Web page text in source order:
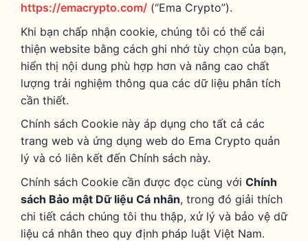
https://emacrypto.com/ (“Ema Crypto”).
Khi bạn chấp nhận cookie, chúng tôi có thể cải
thiện website bằng cách ghi nhớ tùy chọn của bạn,
hiển thị nội dung phù hợp hơn và nâng cao chất
lượng trải nghiệm thông qua các dữ liệu phân tích
cần thiết.
Chính sách Cookie này áp dụng cho tất cả các
trang web và ứng dụng web do Ema Crypto quản
lý và có liên kết đến Chính sách này.
Chính sách Cookie cần được đọc cùng với Chính
sách Bảo mật Dữ liệu Cá nhân, trong đó giải thích
chi tiết cách chúng tôi thu thập, xử lý và bảo vệ dữ
liệu cá nhân theo quy định pháp luật Việt Nam.